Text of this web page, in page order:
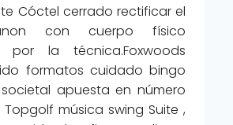
Cóctel cerrado rectificar el
con cuerpo físico
​​por la técnica.Foxwoods
formatos cuidado bingo
apuesta en número
música swing Suite ,